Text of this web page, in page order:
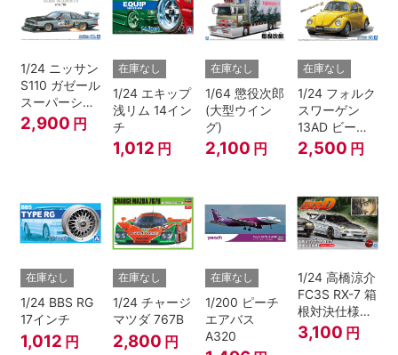
1/24 ニッサン
S110 ガゼール
スーパーシル
エット '81
2,900 円
在庫なし
1/24 エキップ
浅リム 14イン
チ
1,012 円
在庫なし
1/64 懲役次郎
(大型ウイン
グ)
2,100 円
在庫なし
1/24 フォルク
スワーゲン
13AD ビート
ル 1303S '73
2,500 円
在庫なし
1/24 BBS RG
17インチ
1,012 円
在庫なし
1/24 チャージ
マツダ 767B
2,800 円
在庫なし
1/200 ピーチ
エアバス
A320
1/24 高橋涼介
FC3S RX-7 箱
根対決仕様
『頭文字D』
3,100 円